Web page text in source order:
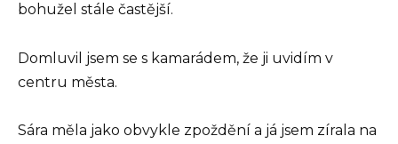
bohužel stále častější.
Domluvil jsem se s kamarádem, že ji uvidím v
centru města.
Sára měla jako obvykle zpoždění a já jsem zírala na